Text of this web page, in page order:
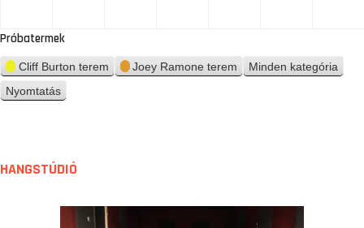
Próbatermek
Cliff Burton terem Joey Ramone terem
Minden kategória
Nyomtatás
t
HANGSTÚDIÓ